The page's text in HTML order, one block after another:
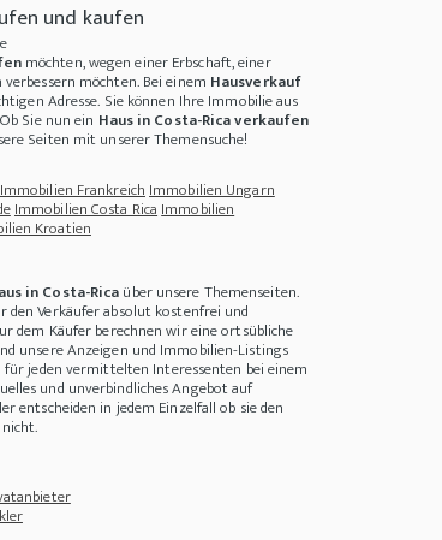
Herrenhaus oder Schloss kaufen - Wissenswertes rund um
und kaufen
möchten, wegen einer Erbschaft, einer
möchten. Bei einem Hausverkauf
Adresse. Sie können IhreImmobilie aus
Sie nun ein Haus in Costa-Rica verkaufen
Seiten mit unserer Themensuche!
Immobilien FrankreichImmobilien Ungarn
Immobilien Costa RicaImmobilien
Kroatien
in Costa-Ricaüber unsere Themenseiten.
Verkäufer absolut kostenfrei und
dem Käufer berechnen wir eine ortsübliche
unsere Anzeigen und Immobilien-Listings
jeden vermittelten Interessenten bei einem
und unverbindliches Angebot auf
entscheiden in jedem Einzelfall ob sie den